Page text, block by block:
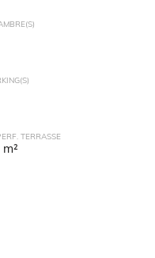
TERRASSE